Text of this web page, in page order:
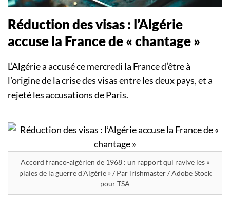
Réduction des visas : l’Algérie
accuse la France de « chantage »
L’Algérie a accusé ce mercredi la France d’être à
l’origine de la crise des visas entre les deux pays, et a
rejeté les accusations de Paris.
Accord franco-algérien de 1968 : un rapport qui ravive les «
plaies de la guerre d’Algérie » / Par irishmaster / Adobe Stock
pour TSA